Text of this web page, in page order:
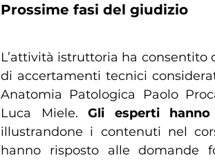
Prossime fasi del giudizio
L’attività istruttoria ha consentito
di accertamenti tecnici
Anatomia Patologica Paolo
Luca Miele.Gli esperti
illustrandone i contenuti nel
hanno risposto alle domande